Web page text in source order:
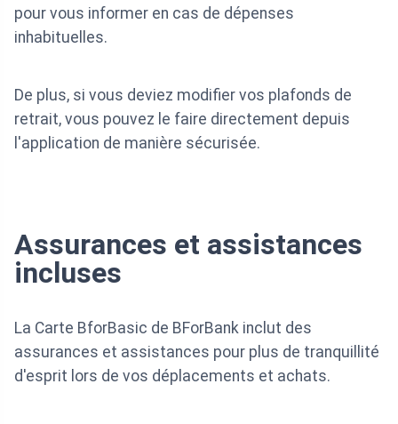
pour vous informer en cas de dépenses
inhabituelles.
De plus, si vous deviez modifier vos plafonds de
retrait, vous pouvez le faire directement depuis
l'application de manière sécurisée.
Assurances et assistances
incluses
La Carte BforBasic de BForBank inclut des
assurances et assistances pour plus de tranquillité
d'esprit lors de vos déplacements et achats.